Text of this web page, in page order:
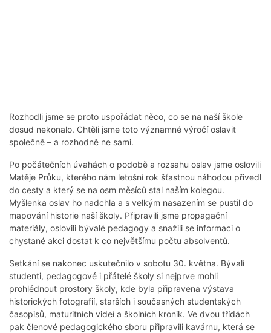
Rozhodli jsme se proto uspořádat něco, co se na naší škole
dosud nekonalo. Chtěli jsme toto významné výročí oslavit
společně – a rozhodně ne sami.
Po počátečních úvahách o podobě a rozsahu oslav jsme oslovili
Matěje Průku, kterého nám letošní rok šťastnou náhodou přivedl
do cesty a který se na osm měsíců stal naším kolegou.
Myšlenka oslav ho nadchla a s velkým nasazením se pustil do
mapování historie naší školy. Připravili jsme propagační
materiály, oslovili bývalé pedagogy a snažili se informaci o
chystané akci dostat k co největšímu počtu absolventů.
Setkání se nakonec uskutečnilo v sobotu 30. května. Bývalí
studenti, pedagogové i přátelé školy si nejprve mohli
prohlédnout prostory školy, kde byla připravena výstava
historických fotografií, starších i současných studentských
časopisů, maturitních videí a školních kronik. Ve dvou třídách
pak členové pedagogického sboru připravili kavárnu, která se